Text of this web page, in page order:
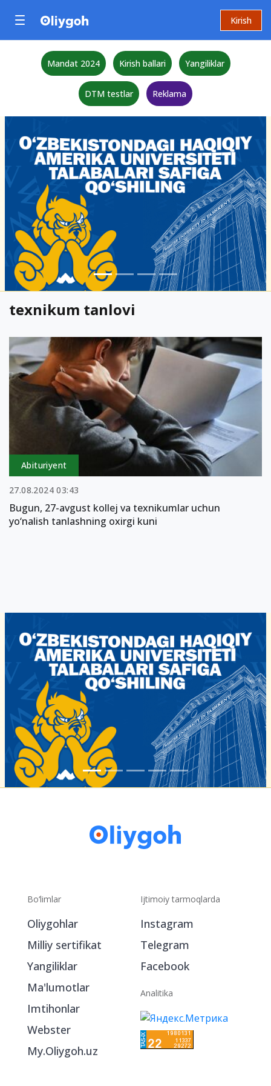
Kirish
Mandat 2024 Kirish ballari Yangiliklar
DTM testlar Reklama
texnikum tanlovi
Abituriyent
27.08.2024 03:43
Bugun, 27-avgust kollej va texnikumlar uchun
yo‘nalish tanlashning oxirgi kuni
Bo‘limlar
Oliygohlar
Milliy sertifikat
Yangiliklar
Ma'lumotlar
Imtihonlar
Webster
My.Oliygoh.uz
Ijtimoiy tarmoqlarda
Instagram
Telegram
Facebook
Analitika